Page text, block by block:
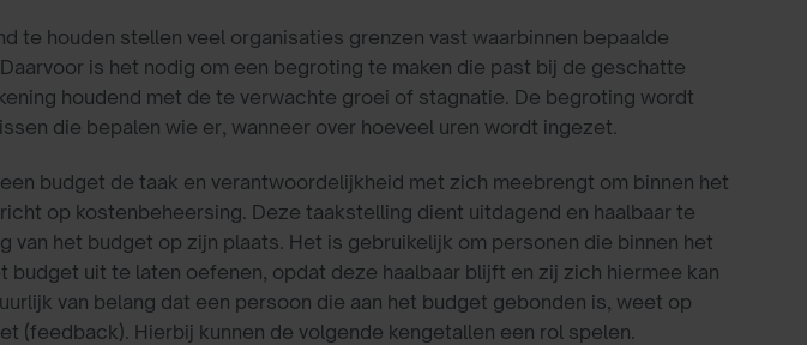
te houden stellen veel organisaties grenzen vast waarbinnen bepaalde
is het nodig om een begroting te maken die past bij de geschatte
houdend met de te verwachte groei of stagnatie. De begroting wordt
die bepalen wie er, wanneer over hoeveel uren wordt ingezet.
budget de taak en verantwoordelijkheid met zich meebrengt om binnen het
op kostenbeheersing. Deze taakstelling dient uitdagend en haalbaar te
van het budget op zijn plaats. Het is gebruikelijk om personen die binnen het
budget uit te laten oefenen, opdat deze haalbaar blijft en zij zich hiermee kan
van belang dat een persoon die aan het budget gebonden is, weet op
(feedback). Hierbij kunnen de volgende kengetallen een rol spelen.